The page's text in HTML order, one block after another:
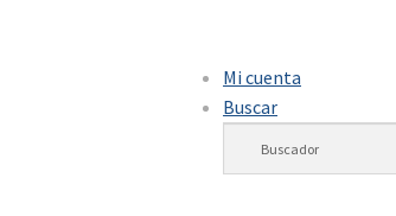
Mi cuenta
Buscar